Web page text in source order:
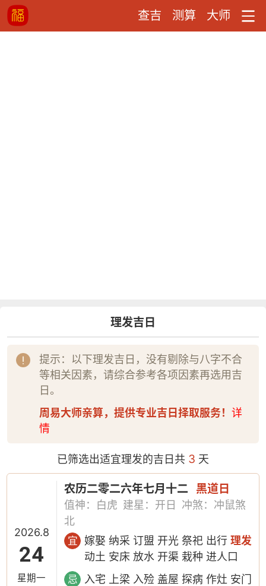
查吉 测算 大师
理发吉日
提示：以下理发吉日，没有剔除与八字不合
等相关因素，请综合参考各项因素再选用吉
日。
周易大师亲算，提供专业吉日择取服务！ 详
情
已筛选出适宜理发的吉日共 3 天
2026.8
24
星期一
农历二零二六年七月十二 黑道日
值神：白虎 建星：开日
冲煞：冲鼠煞
北
宜 嫁娶 纳采 订盟 开光 祭祀 出行理发
动土 安床 放水 开渠 栽种 进人口
忌
入宅 上梁 入殓 盖屋 探病 作灶 安门